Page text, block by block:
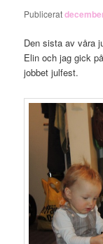
Publicerat
Den sista av våra
Elin och jag gick
jobbet julfest.